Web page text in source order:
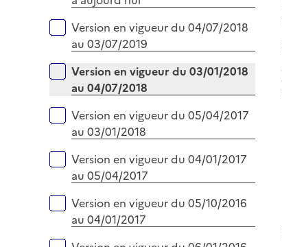
r
l
i
r
Version en vigueur du 04/07/2018
au 03/07/2019
Version en vigueur du 03/01/2018
au 04/07/2018
Version en vigueur du 05/04/2017
au 03/01/2018
Version en vigueur du 04/01/2017
au 05/04/2017
Version en vigueur du 05/10/2016
au 04/01/2017